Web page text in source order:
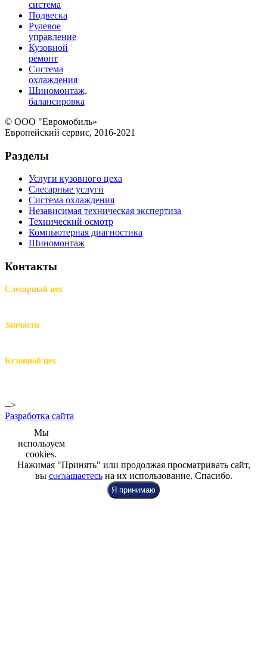
система
Подвеска
Рулевое
управление
Кузовной
ремонт
Система
охлаждения
Шиномонтаж,
балансировка
© ООО "Евромобиль»
Европейский сервис, 2016-2021
Разделы
Услуги кузовного цеха
Слесарные услуги
Система охлаждения
Независимая техническая экспертиза
Технический осмотр
Компьютерная диагностика
Шиномонтаж
Контакты
Слесарный цех
+7 (812) 942-00-99
Запчасти
+7 (812) 918-80-40
Кузовной цех
+7 (812) 926-86-86
-->
Разработка сайта
Мы
используем
cookies.
Нажимая "Принять" или продолжая просматривать сайт,
вы соглашаетесьна их использование. Спасибо.
Я принимаю